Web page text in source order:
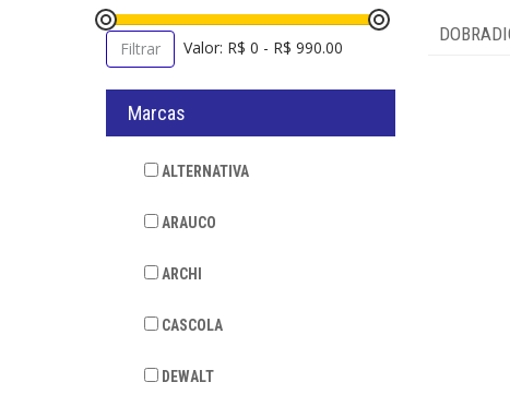
Filtrar Valor: R$ 0 - R$ 990.00
Marcas
ALTERNATIVA
ARAUCO
ARCHI
CASCOLA
DEWALT